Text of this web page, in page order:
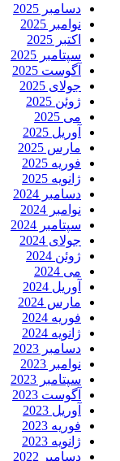
دسامبر 2025
نوامبر 2025
اکتبر 2025
سپتامبر 2025
آگوست 2025
جولای 2025
ژوئن 2025
می 2025
آوریل 2025
مارس 2025
فوریه 2025
ژانویه 2025
دسامبر 2024
نوامبر 2024
سپتامبر 2024
جولای 2024
ژوئن 2024
می 2024
آوریل 2024
مارس 2024
فوریه 2024
ژانویه 2024
دسامبر 2023
نوامبر 2023
سپتامبر 2023
آگوست 2023
آوریل 2023
فوریه 2023
ژانویه 2023
دسامبر 2022